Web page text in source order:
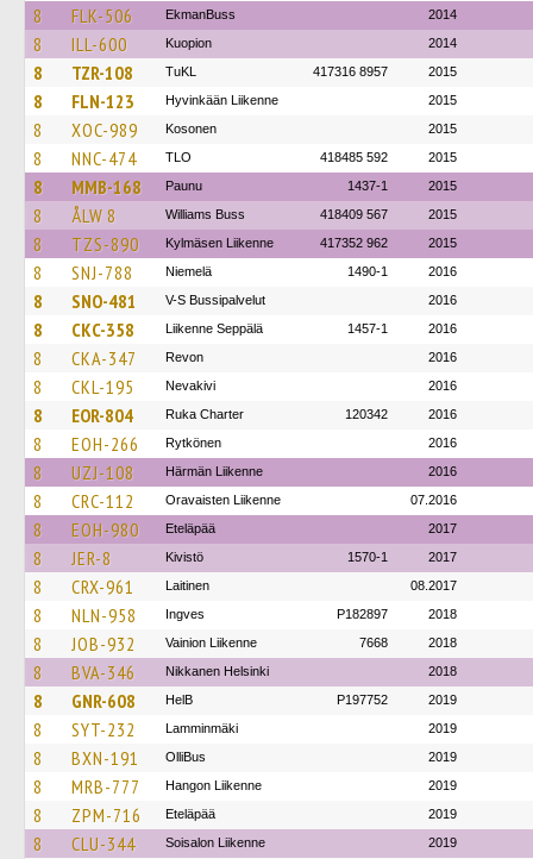
8 FLK-506 EkmanBuss 2014
8 ILL-600 Kuopion 2014
8 TZR-108 TuKL 417316 8957 2015
8 FLN-123 Hyvinkään Liikenne 2015
8 XOC-989 Kosonen 2015
8 NNC-474 TLO 418485 592 2015
8 MMB-168 Paunu 1437-1 2015
8 ÅLW 8 Williams Buss 418409 567 2015
8 TZS-890 Kylmäsen Liikenne 417352 962 2015
8 SNJ-788 Niemelä 1490-1 2016
8 SNO-481 V-S Bussipalvelut 2016
8 CKC-358 Liikenne Seppälä 1457-1 2016
8 CKA-347 Revon 2016
8 CKL-195 Nevakivi 2016
8 EOR-804 Ruka Charter 120342 2016
8 EOH-266 Rytkönen 2016
8 UZJ-108 Härmän Liikenne 2016
8 CRC-112 Oravaisten Liikenne 07.2016
8 EOH-980 Eteläpää 2017
8 JER-8 Kivistö 1570-1 2017
8 CRX-961 Laitinen 08.2017
8 NLN-958 Ingves P182897 2018
8 JOB-932 Vainion Liikenne 7668 2018
8 BVA-346 Nikkanen Helsinki 2018
8 GNR-608 HelB P197752 2019
8 SYT-232 Lamminmäki 2019
8 BXN-191 OlliBus 2019
8 MRB-777 Hangon Liikenne 2019
8 ZPM-716 Eteläpää 2019
8 CLU-344 Soisalon Liikenne 2019